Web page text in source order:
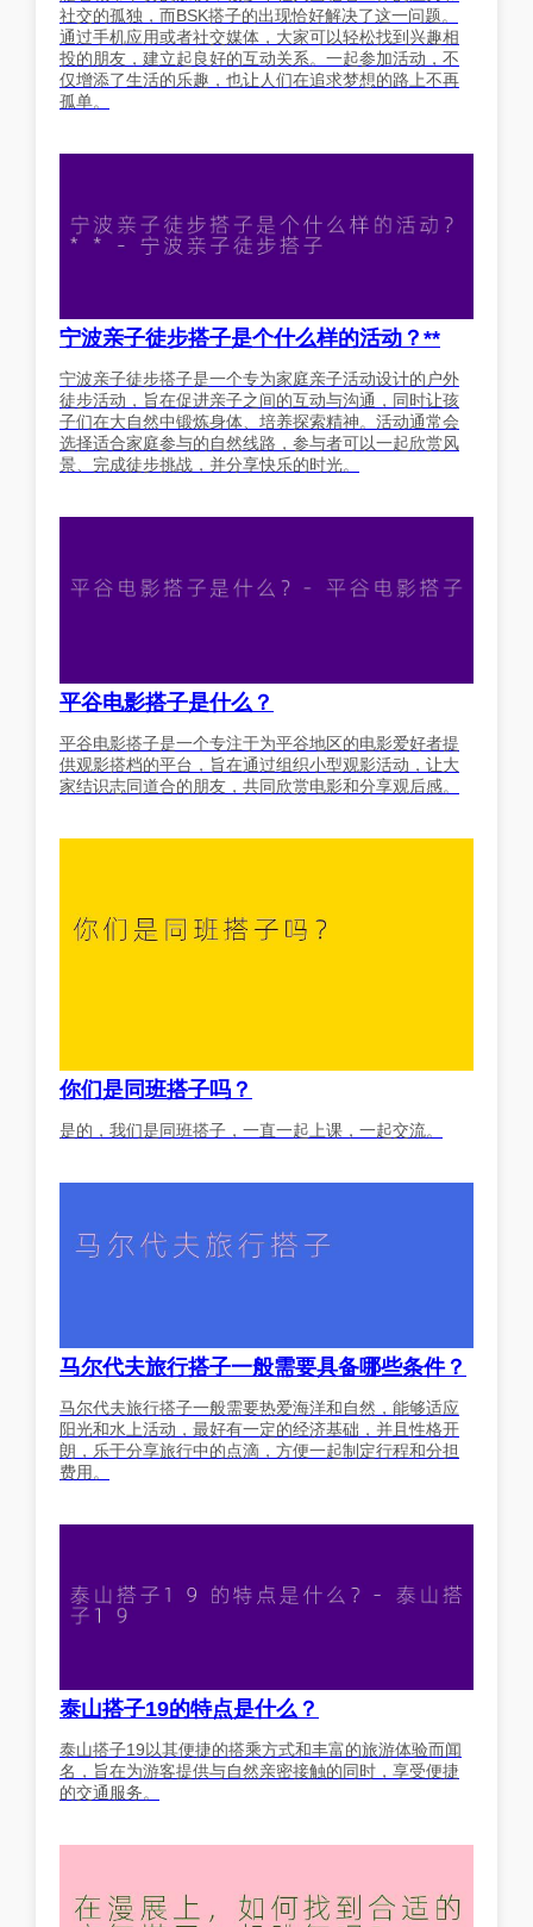
社交的孤独，而BSK搭子的出现恰好解决了这一问题。
通过手机应用或者社交媒体，大家可以轻松找到兴趣相
投的朋友，建立起良好的互动关系。一起参加活动，不
仅增添了生活的乐趣，也让人们在追求梦想的路上不再
孤单。
宁波亲子徒步搭子是个什么样的活动？**
宁波亲子徒步搭子是一个专为家庭亲子活动设计的户外
徒步活动，旨在促进亲子之间的互动与沟通，同时让孩
子们在大自然中锻炼身体、培养探索精神。活动通常会
选择适合家庭参与的自然线路，参与者可以一起欣赏风
景、完成徒步挑战，并分享快乐的时光。
平谷电影搭子是什么？
平谷电影搭子是一个专注于为平谷地区的电影爱好者提
供观影搭档的平台，旨在通过组织小型观影活动，让大
家结识志同道合的朋友，共同欣赏电影和分享观后感。
你们是同班搭子吗？
是的，我们是同班搭子，一直一起上课，一起交流。
马尔代夫旅行搭子一般需要具备哪些条件？
马尔代夫旅行搭子一般需要热爱海洋和自然，能够适应
阳光和水上活动，最好有一定的经济基础，并且性格开
朗，乐于分享旅行中的点滴，方便一起制定行程和分担
费用。
泰山搭子19的特点是什么？
泰山搭子19以其便捷的搭乘方式和丰富的旅游体验而闻
名，旨在为游客提供与自然亲密接触的同时，享受便捷
的交通服务。